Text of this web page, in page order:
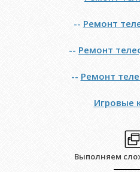
-- Ремонт
-- Ремонт
-- Ремонт
Игровые
Выполняем